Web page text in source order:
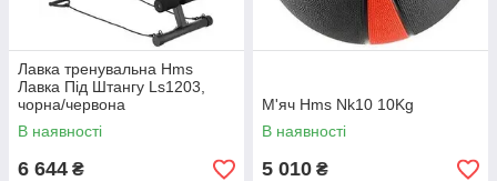
Лавка тренувальна Hms
Лавка Під Штангу Ls1203,
чорна/червона
В наявності
6 644 ₴
М'яч Hms Nk10 10Kg
В наявності
5 010 ₴